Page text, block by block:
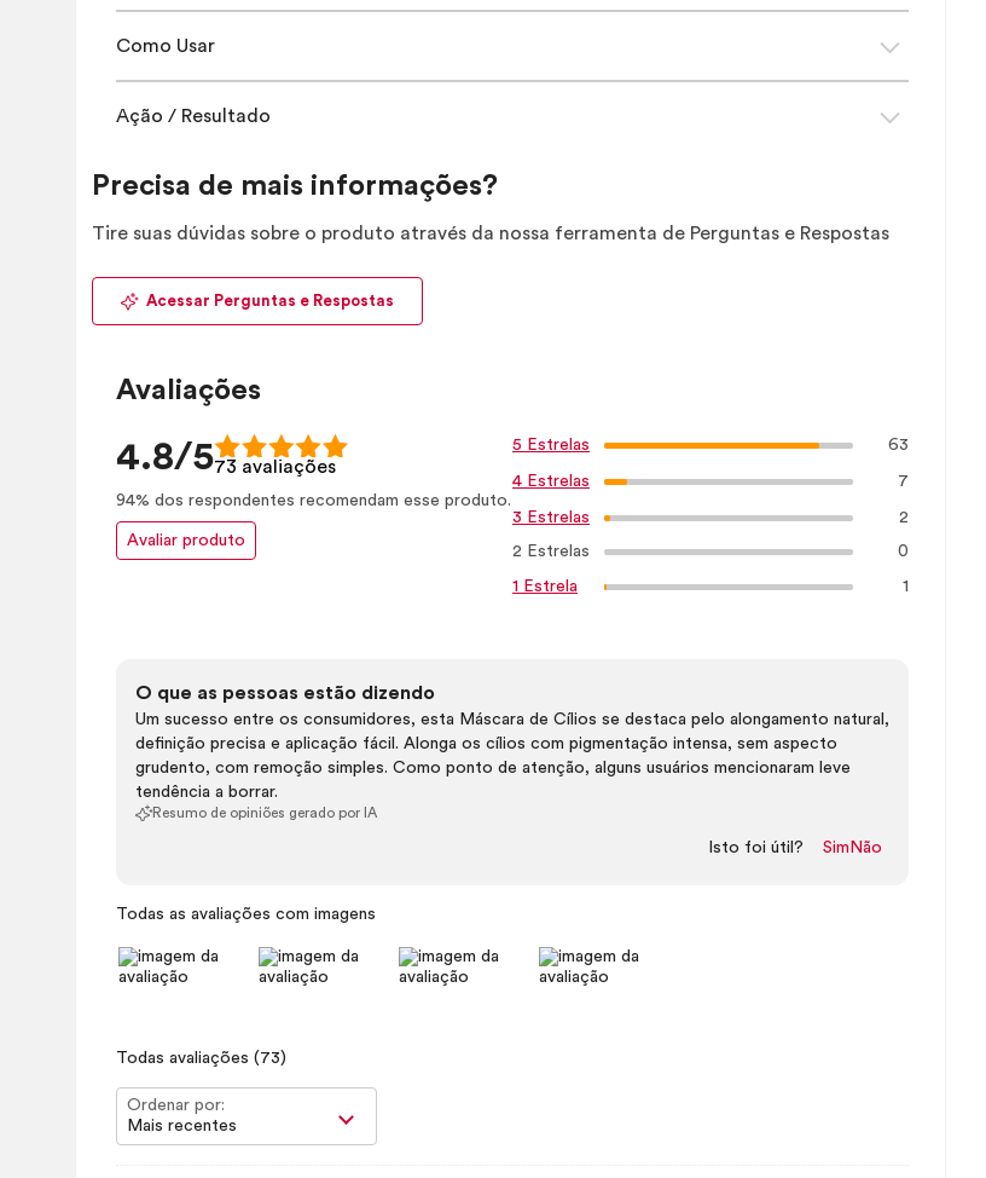
Como Usar
Ação / Resultado
Precisa de mais informações?
Tire suas dúvidas sobre o produto através da nossa ferramenta de Perguntas e Respostas
Acessar Perguntas e Respostas
Avaliações
4.8/573 avaliações
94% dos respondentes recomendam esse produto.
Avaliar produto
5 Estrelas 63
4 Estrelas 7
3 Estrelas 2
2 Estrelas 0
1 Estrela 1
O que as pessoas estão dizendo
Um sucesso entre os consumidores, esta Máscara de Cílios se destaca pelo alongamento natural,
definição precisa e aplicação fácil. Alonga os cílios com pigmentação intensa, sem aspecto
grudento, com remoção simples. Como ponto de atenção, alguns usuários mencionaram leve
tendência a borrar.
Resumo de opiniões gerado por IA
Isto foi útil? Sim Não
Todas as avaliações com imagens
Todas avaliações (73)
Ordenar por:
Mais recentes